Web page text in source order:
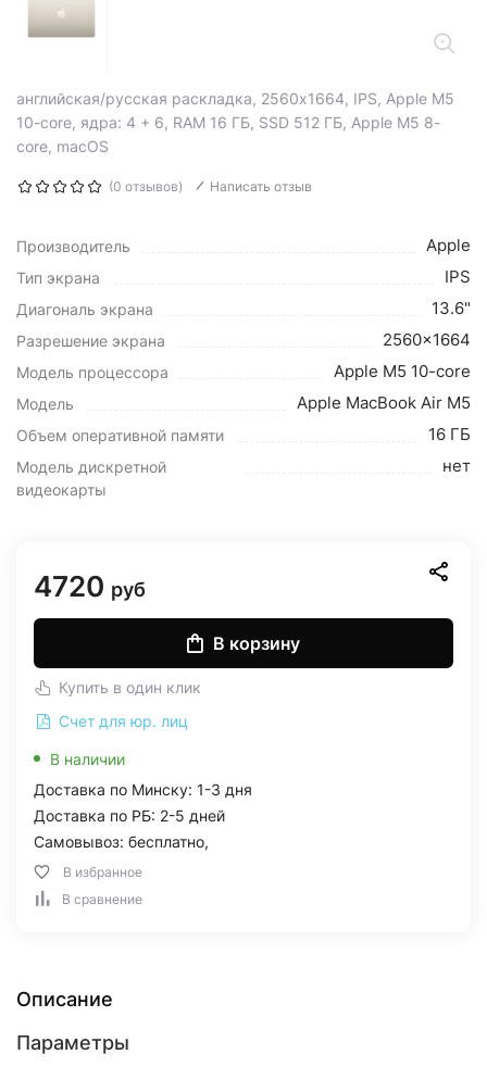
английская/русская раскладка, 2560x1664, IPS, Apple M5
10-core, ядра: 4 + 6, RAM 16 ГБ, SSD 512 ГБ, Apple M5 8-
core, macOS
(0 отзывов) Написать отзыв
Производитель Apple
Тип экрана IPS
Диагональ экрана 13.6"
Разрешение экрана 2560x1664
Модель процессора Apple M5 10-core
Модель Apple MacBook Air M5
Объем оперативной памяти 16 ГБ
Модель дискретной
видеокарты
нет
4720 руб
В корзину
Купить в один клик
Счет для юр. лиц
В наличии
Доставка по Минску: 1-3 дня
Доставка по РБ: 2-5 дней
Самовывоз: бесплатно,
В избранное
В сравнение
Описание
Параметры